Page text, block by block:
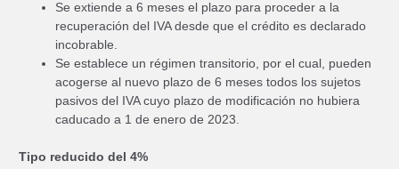
Se extiende a 6 meses el plazo para proceder a la
recuperación del IVA desde que el crédito es declarado
incobrable.
Se establece un régimen transitorio, por el cual, pueden
acogerse al nuevo plazo de 6 meses todos los sujetos
pasivos del IVA cuyo plazo de modificación no hubiera
caducado a 1 de enero de 2023.
Tipo reducido del 4%